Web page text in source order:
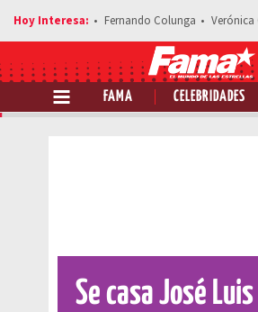
Fernando Colunga Verónica
FAMA CELEBRIDADES
Se casa José Luis